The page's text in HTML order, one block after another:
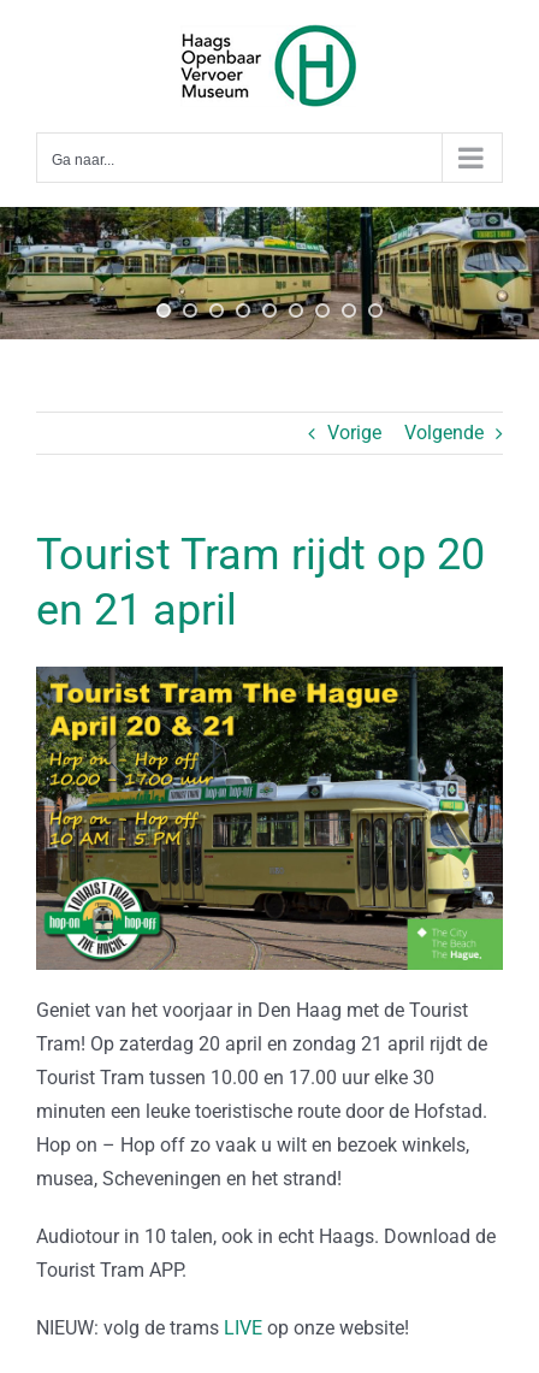
Ga naar...
Vorige Volgende
Tourist Tram rijdt op 20
en 21 april
Geniet van het voorjaar in Den Haag met de Tourist
Tram! Op zaterdag 20 april en zondag 21 april rijdt de
Tourist Tram tussen 10.00 en 17.00 uur elke 30
minuten een leuke toeristische route door de Hofstad.
Hop on – Hop off zo vaak u wilt en bezoek winkels,
musea, Scheveningen en het strand!
Audiotour in 10 talen, ook in echt Haags. Download de
Tourist Tram APP.
NIEUW: volg de trams LIVE op onze website!